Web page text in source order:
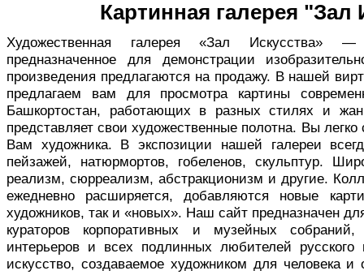
Картинная галерея "Зал
Художественная галерея «Зал Искусства» —
предназначенное для демонстрации
произведения предлагаются на продажу. В нашей
предлагаем вам для просмотра картины
Башкортостан, работающих в разных стилях и
представляет свои художественные полотна. Вы
Вам художника. В экспозиции нашей галереи
пейзажей, натюрмортов, гобеленов, скульптур.
реализм, сюрреализм, абстракционизм и другие.
ежедневно расширяется, добавляются новые
художников, так и «новых». Наш сайт предназначен
кураторов корпоративных и музейных
интерьеров и всех подлинных любителей
искусство, создаваемое художником для человека и